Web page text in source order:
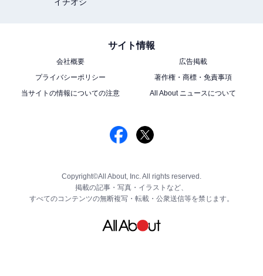
サイト情報
会社概要
広告掲載
プライバシーポリシー
著作権・商標・免責事項
当サイトの情報についての注意
All About ニュースについて
Copyright©All About, Inc. All rights reserved.
掲載の記事・写真・イラストなど、
すべてのコンテンツの無断複写・転載・公衆送信等を禁じます。